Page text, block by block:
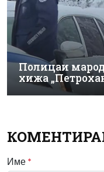
Полицаи
хижа
Име *